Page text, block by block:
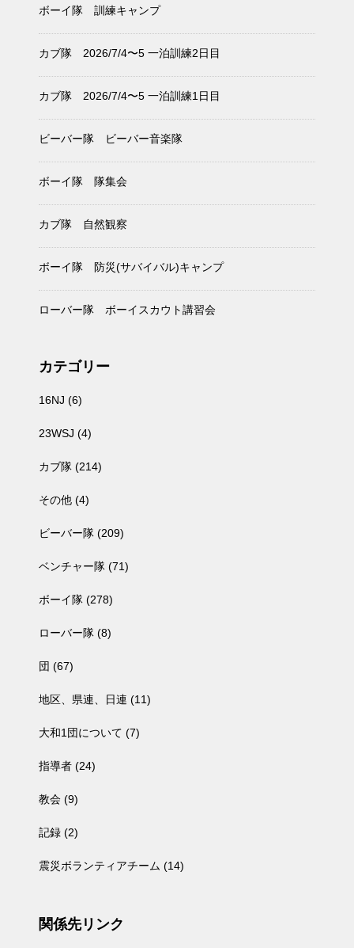
ボーイ隊 訓練キャンプ
カブ隊 2026/7/4〜5 一泊訓練2日目
カブ隊 2026/7/4〜5 一泊訓練1日目
ビーバー隊 ビーバー音楽隊
ボーイ隊 隊集会
カブ隊 自然観察
ボーイ隊 防災(サバイバル)キャンプ
ローバー隊 ボーイスカウト講習会
カテゴリー
16NJ (6)
23WSJ (4)
カブ隊 (214)
その他 (4)
ビーバー隊 (209)
ベンチャー隊 (71)
ボーイ隊 (278)
ローバー隊 (8)
団 (67)
地区、県連、日連 (11)
大和1団について (7)
指導者 (24)
教会 (9)
記録 (2)
震災ボランティアチーム (14)
関係先リンク